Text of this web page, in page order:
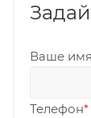
Ваше имя
Телефон*